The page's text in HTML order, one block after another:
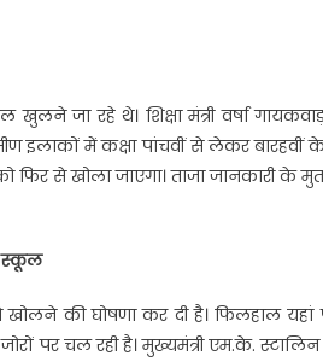
खुलने जा रहे थे। शिक्षा मंत्री वर्षा
इलाकों में कक्षा पांचवीं से लेकर बारहवीं
से खोला जाएगा। ताजा जानकारी के
स्कूल
की घोषणा कर दी है। फिलहाल
पर चल रही है। मुख्यमंत्री एम.के.